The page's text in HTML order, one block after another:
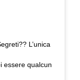
L’unica
essere qualcun